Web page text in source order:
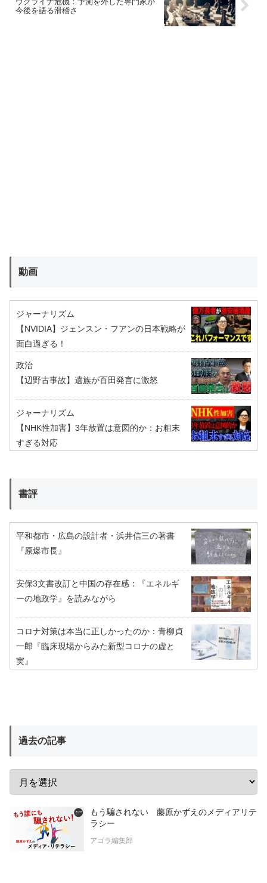
今後を語る滑稽さ
動画
ジャーナリズム
【NVIDIA】ジェンスン・フアンの日本戦略が
面白過ぎる！
政治
【辺野古事故】遺族が百田発言に激怒
ジャーナリズム
【NHK性加害】3年放置は意図的か：お粗末
すぎる対応
書評
平和都市・広島の設計者・浜井信三の著書
『原爆市長』
安保3文書改訂と中国の存在感：『エネルギ
ーの地政学』を読みながら
コロナ対策は本当に正しかったのか：青柳貞
一郎『臨床現場からみた新型コロナの虚と
実』
過去の記事
もう騙されない 藤原かずえのメディアリテ
ラシー
アゴラ編集部